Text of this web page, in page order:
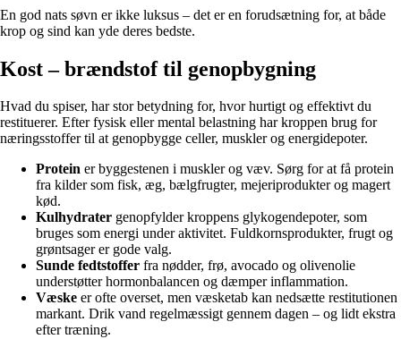
En god nats søvn er ikke luksus – det er en forudsætning for, at både
krop og sind kan yde deres bedste.
Kost – brændstof til genopbygning
Hvad du spiser, har stor betydning for, hvor hurtigt og effektivt du
restituerer. Efter fysisk eller mental belastning har kroppen brug for
næringsstoffer til at genopbygge celler, muskler og energidepoter.
Protein er byggestenen i muskler og væv. Sørg for at få protein
fra kilder som fisk, æg, bælgfrugter, mejeriprodukter og magert
kød.
Kulhydrater genopfylder kroppens glykogendepoter, som
bruges som energi under aktivitet. Fuldkornsprodukter, frugt og
grøntsager er gode valg.
Sunde fedtstoffer fra nødder, frø, avocado og olivenolie
understøtter hormonbalancen og dæmper inflammation.
Væske er ofte overset, men væsketab kan nedsætte restitutionen
markant. Drik vand regelmæssigt gennem dagen – og lidt ekstra
efter træning.